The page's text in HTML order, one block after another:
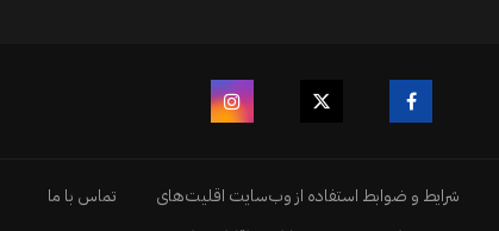
شرایط و ضوابط استفاده از وب‌سایت اقلیت‌های
تماس با ما